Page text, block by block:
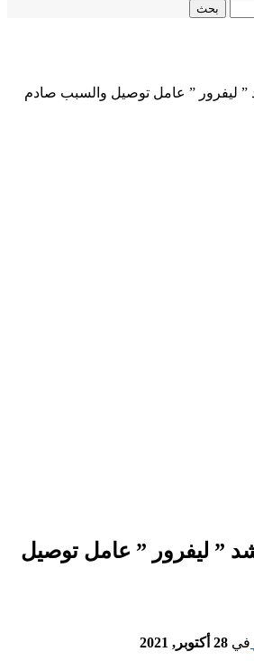
ليفرور ” عامل توصيل والسبب صادم
” ليفرور ” عامل توصيل
في 28 أكتوبر, 2021